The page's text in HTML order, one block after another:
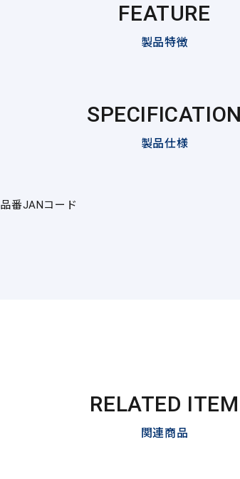
FEATURE
製品特徴
SPECIFICATION
製品仕様
品番JANコード
RELATED ITEM
関連商品